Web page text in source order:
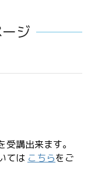
ジ
講出来ます。
ては こちらをご